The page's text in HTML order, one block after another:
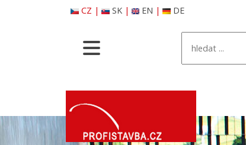
CZ | SK| EN | DE